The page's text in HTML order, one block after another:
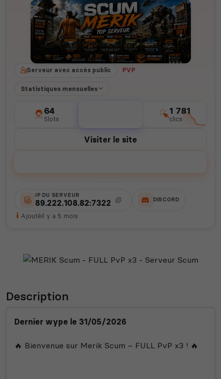
Serveur avec accès public PVP
Statistiques mensuelles
64
Slots
1 781
clics
Visiter le site
IP DU SERVEUR
89.222.108.82:7322 DISCORD
Ajoutéil y a 5 mois
Description
Dernier wype le 31/05/2026
🔥 Bienvenue sur Merik Scum – FULL PvP x3 ! 🔥